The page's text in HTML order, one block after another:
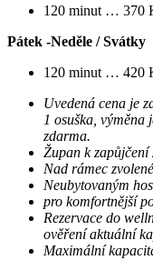
120 minut … 370
Pátek -Neděle / Svátky
120 minut … 420
Uvedená cena je
1 osuška, výměna
zdarma.
Župan k
Nad rámec
Neubytovaným
pro komfortnější
Rezervace do
ověření aktuální
Maximální